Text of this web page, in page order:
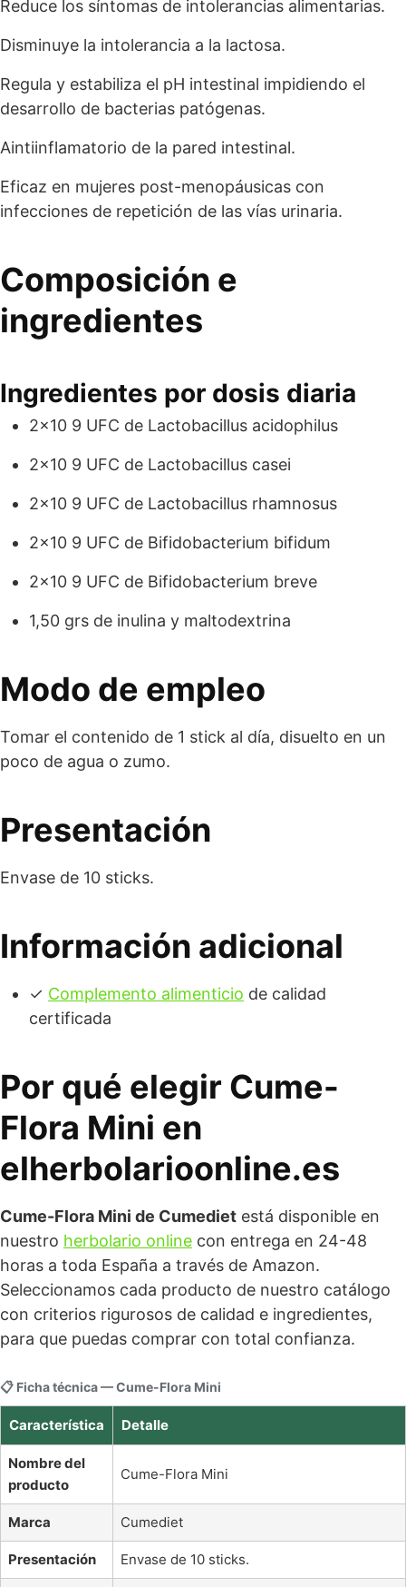
Reduce los síntomas de intolerancias alimentarias.
Disminuye la intolerancia a la lactosa.
Regula y estabiliza el pH intestinal impidiendo el
desarrollo de bacterias patógenas.
Aintiinflamatorio de la pared intestinal.
Eficaz en mujeres post-menopáusicas con
infecciones de repetición de las vías urinaria.
Composición e
ingredientes
Ingredientes por dosis diaria
2×10 9 UFC de Lactobacillus acidophilus
2×10 9 UFC de Lactobacillus casei
2×10 9 UFC de Lactobacillus rhamnosus
2×10 9 UFC de Bifidobacterium bifidum
2×10 9 UFC de Bifidobacterium breve
1,50 grs de inulina y maltodextrina
Modo de empleo
Tomar el contenido de 1 stick al día, disuelto en un
poco de agua o zumo.
Presentación
Envase de 10 sticks.
Información adicional
✓ Complemento alimenticio de calidad
certificada
Por qué elegir Cume-
Flora Mini en
elherbolarioonline.es
Cume-Flora Mini de Cumediet está disponible en
nuestro herbolario online con entrega en 24-48
horas a toda España a través de Amazon.
Seleccionamos cada producto de nuestro catálogo
con criterios rigurosos de calidad e ingredientes,
para que puedas comprar con total confianza.
📋 Ficha técnica — Cume-Flora Mini
Característica Detalle
Nombre del
producto
Cume-Flora Mini
Marca Cumediet
Presentación Envase de 10 sticks.